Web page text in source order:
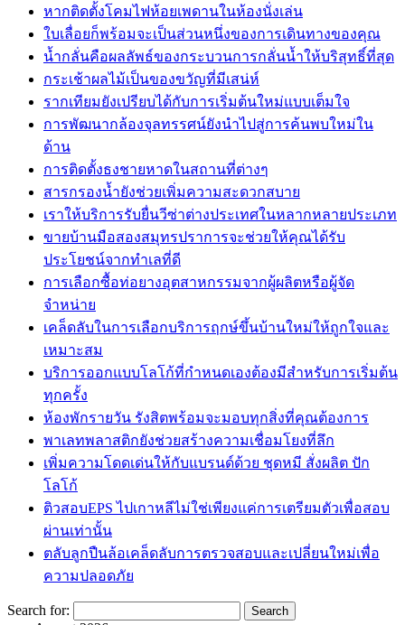
หากติดตั้งโคมไฟห้อยเพดานในห้องนั่งเล่น
ใบเลื่อยก็พร้อมจะเป็นส่วนหนึ่งของการเดินทางของคุณ
น้ำกลั่นคือผลลัพธ์ของกระบวนการกลั่นน้ำให้บริสุทธิ์ที่สุด
กระเช้าผลไม้เป็นของขวัญที่มีเสน่ห์
รากเทียมยังเปรียบได้กับการเริ่มต้นใหม่แบบเต็มใจ
การพัฒนากล้องจุลทรรศน์ยังนำไปสู่การค้นพบใหม่ใน
ด้าน
การติดตั้งธงชายหาดในสถานที่ต่างๆ
สารกรองน้ำยังช่วยเพิ่มความสะดวกสบาย
เราให้บริการรับยื่นวีซ่าต่างประเทศในหลากหลายประเภท
ขายบ้านมือสองสมุทรปราการจะช่วยให้คุณได้รับ
ประโยชน์จากทำเลที่ดี
การเลือกซื้อท่อยางอุตสาหกรรมจากผู้ผลิตหรือผู้จัด
จำหน่าย
เคล็ดลับในการเลือกบริการฤกษ์ขึ้นบ้านใหม่ให้ถูกใจและ
เหมาะสม
บริการออกแบบโลโก้ที่กำหนดเองต้องมีสำหรับการเริ่มต้น
ทุกครั้ง
ห้องพักรายวัน รังสิตพร้อมจะมอบทุกสิ่งที่คุณต้องการ
พาเลทพลาสติกยังช่วยสร้างความเชื่อมโยงที่ลึก
เพิ่มความโดดเด่นให้กับแบรนด์ด้วย ชุดหมี สั่งผลิต ปัก
โลโก้
ติวสอบEPS ไปเกาหลีไม่ใช่เพียงแค่การเตรียมตัวเพื่อสอบ
ผ่านเท่านั้น
ตลับลูกปืนล้อเคล็ดลับการตรวจสอบและเปลี่ยนใหม่เพื่อ
ความปลอดภัย
Search for: